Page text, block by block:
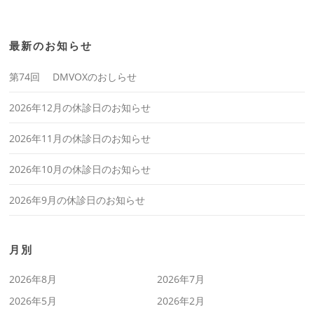
最新のお知らせ
第74回 DMVOXのおしらせ
2026年12月の休診日のお知らせ
2026年11月の休診日のお知らせ
2026年10月の休診日のお知らせ
2026年9月の休診日のお知らせ
月別
2026年8月
2026年7月
2026年5月
2026年2月